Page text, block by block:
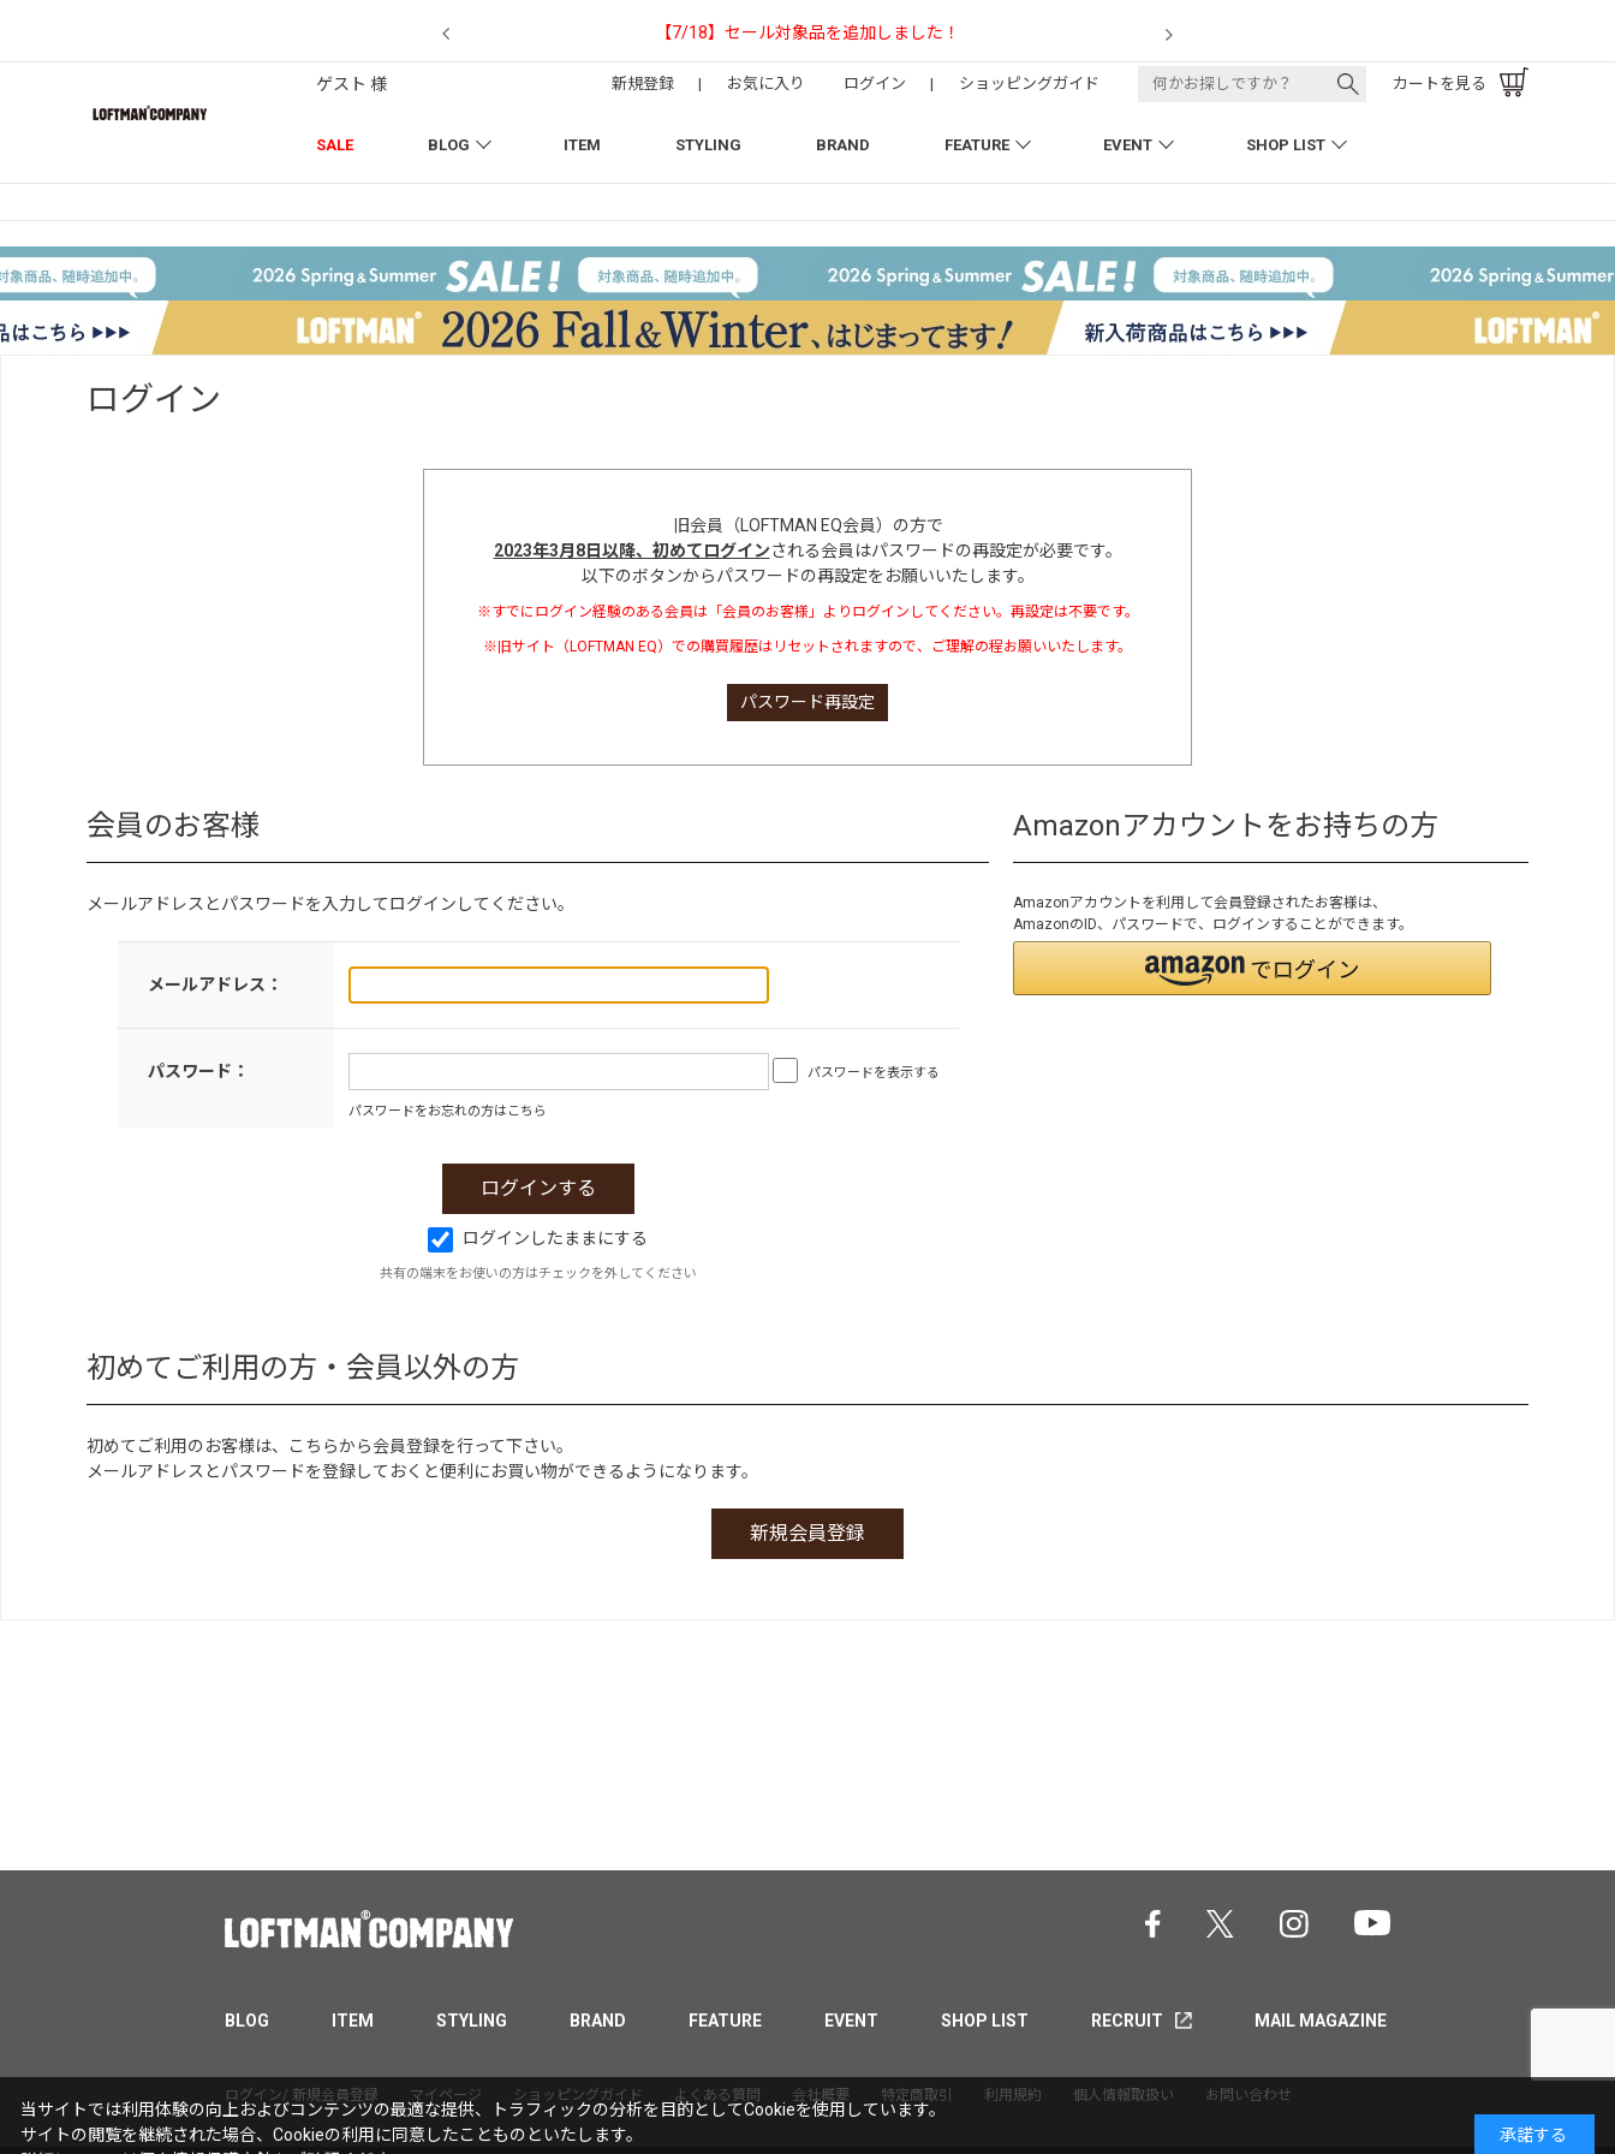
【NEEDLESの別注】50周年 H.D. Track Pant
SALE BLOG ITEM STYLING BRAND FEATURE EVENT SHOP LIST
ゲスト 様 新規登録 | お気に入り ログイン | ショッピングガイド カートを見る
ログイン
旧会員（LOFTMAN EQ会員）の方で
2023年3月8日以降、初めてログインされる会員はパスワードの再設定が必要です。
以下のボタンからパスワードの再設定をお願いいたします。
※すでにログイン経験のある会員は「会員のお客様」よりログインしてください。再設定は不要です。
※旧サイト（LOFTMAN EQ）での購買履歴はリセットされますので、ご理解の程お願いいたします。
パスワード再設定
会員のお客様
メールアドレスとパスワードを入力してログインしてください。
メールアドレス：
パスワード： パスワードを表示する
パスワードをお忘れの方はこちら
ログインしたままにする
共有の端末をお使いの方はチェックを外してください
Amazonアカウントをお持ちの方
Amazonアカウントを利用して会員登録されたお客様は、
AmazonのID、パスワードで、ログインすることができます。
初めてご利用の方・会員以外の方
初めてご利用のお客様は、こちらから会員登録を行って下さい。
メールアドレスとパスワードを登録しておくと便利にお買い物ができるようになります。
BLOG ITEM STYLING BRAND FEATURE EVENT SHOP LIST RECRUIT MAIL MAGAZINE
ログイン/ 新規会員登録 マイページ ショッピングガイド よくある質問 会社概要 特定商取引 利用規約 個人情報取扱い お問い合わせ
当サイトでは利用体験の向上およびコンテンツの最適な提供、トラフィックの分析を目的としてCookieを使用しています。
サイトの閲覧を継続された場合、Cookieの利用に同意したことものといたします。
承諾する